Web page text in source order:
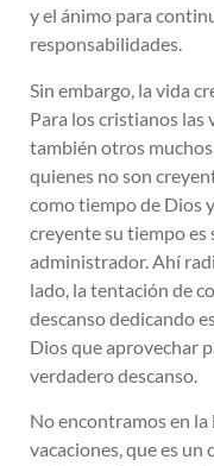
y el ánimo para
responsabilidades.
Sin embargo, la vida
Para los cristianos las
también otros
quienes no son
como tiempo de Dios
creyente su tiempo es
administrador. Ahí
lado, la tentación de
descanso dedicando
Dios que aprovechar
verdadero descanso.
No encontramos en
vacaciones, que es un